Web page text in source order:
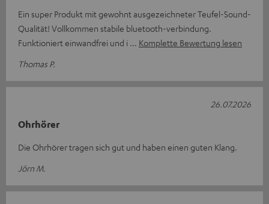
Ein super Produkt mit gewohnt ausgezeichneter Teufel-Sound-
Qualität! Vollkommen stabile bluetooth-verbindung.
Funktioniert einwandfrei und i
Komplette Bewertung lesen
Thomas P.
Ohrhörer
Die Ohrhörer tragen sich gut und haben einen guten Klang.
Jörn M.
26.07.2026